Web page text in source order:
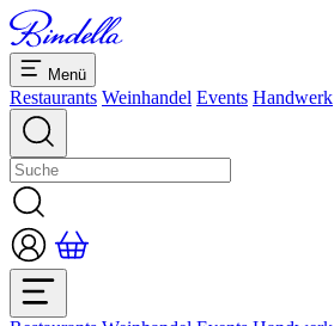
Menü
Restaurants Weinhandel Events Handwerk